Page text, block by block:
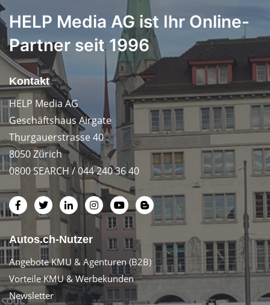
HELP Media AG ist Ihr Online-
Partner seit 1996
Kontakt
HELP Media AG
Geschäftshaus Airgate
Thurgauerstrasse 40
8050 Zürich
0800 SEARCH / 044 240 36 40
Autos.ch-Nutzer
Angebote KMU & Agenturen (B2B)
Vorteile KMU & Werbekunden
Newsletter